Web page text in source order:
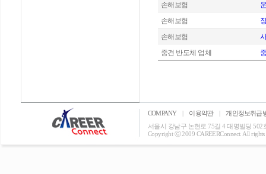
손해보험
손해보험
손해보험
중견 반도체 업체
COMPANY | 이용약관 |
개인정보취급
서울시 강남구 논현로 75길 4 대명빌딩 502
Copyright ⓒ 2009 CAREERConnect. All rights